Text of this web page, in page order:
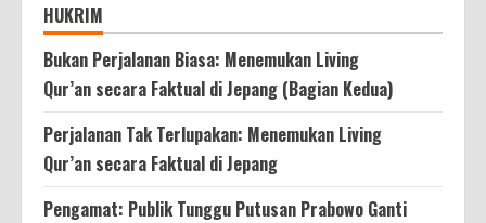
HUKRIM
Bukan Perjalanan Biasa: Menemukan Living
Qur’an secara Faktual di Jepang (Bagian Kedua)
Perjalanan Tak Terlupakan: Menemukan Living
Qur’an secara Faktual di Jepang
Pengamat: Publik Tunggu Putusan Prabowo Ganti